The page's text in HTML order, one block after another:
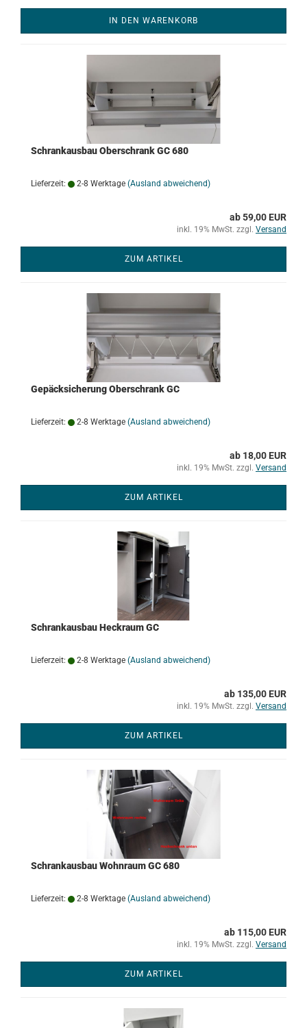
IN DEN WARENKORB
Schrankausbau Oberschrank GC 680
Lieferzeit: 2-8 Werktage (Ausland abweichend)
ab 59,00 EUR
inkl. 19% MwSt. zzgl. Versand
ZUM ARTIKEL
Gepäcksicherung Oberschrank GC
Lieferzeit: 2-8 Werktage (Ausland abweichend)
ab 18,00 EUR
inkl. 19% MwSt. zzgl. Versand
ZUM ARTIKEL
Schrankausbau Heckraum GC
Lieferzeit: 2-8 Werktage (Ausland abweichend)
ab 135,00 EUR
inkl. 19% MwSt. zzgl. Versand
ZUM ARTIKEL
Schrankausbau Wohnraum GC 680
Lieferzeit: 2-8 Werktage (Ausland abweichend)
ab 115,00 EUR
inkl. 19% MwSt. zzgl. Versand
ZUM ARTIKEL